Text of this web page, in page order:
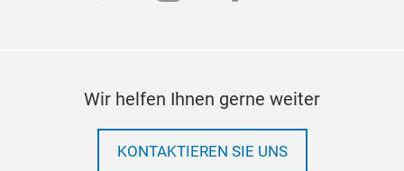
Wir helfen Ihnen gerne weiter
KONTAKTIEREN SIE UNS